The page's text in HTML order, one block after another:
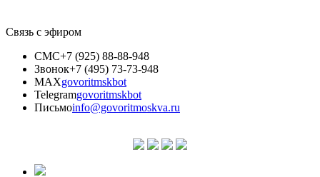
Связь с эфиром
СМС+7 (925) 88-88-948
Звонок+7 (495) 73-73-948
MAXgovoritmskbot
Telegramgovoritmskbot
Письмоinfo@govoritmoskva.ru